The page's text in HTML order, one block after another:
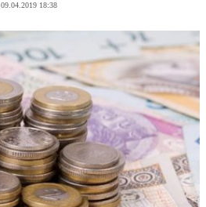
09.04.2019 18:38